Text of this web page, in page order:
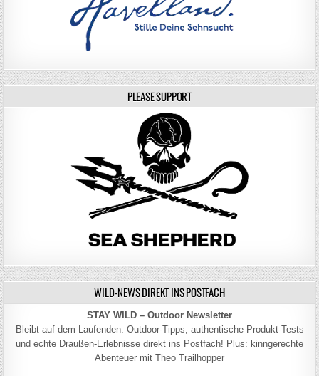
PLEASE SUPPORT
WILD-NEWS DIREKT INS POSTFACH
STAY WILD – Outdoor Newsletter
Bleibt auf dem Laufenden: Outdoor-Tipps, authentische Produkt-Tests
und echte Draußen-Erlebnisse direkt ins Postfach! Plus: kinngerechte
Abenteuer mit Theo Trailhopper